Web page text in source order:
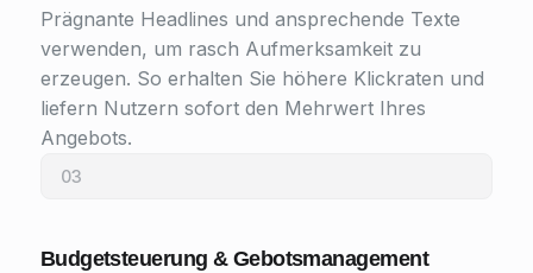
Prägnante Headlines und ansprechende Texte
verwenden, um rasch Aufmerksamkeit zu
erzeugen. So erhalten Sie höhere Klickraten und
liefern Nutzern sofort den Mehrwert Ihres
Angebots.
03
Budgetsteuerung & Gebotsmanagement